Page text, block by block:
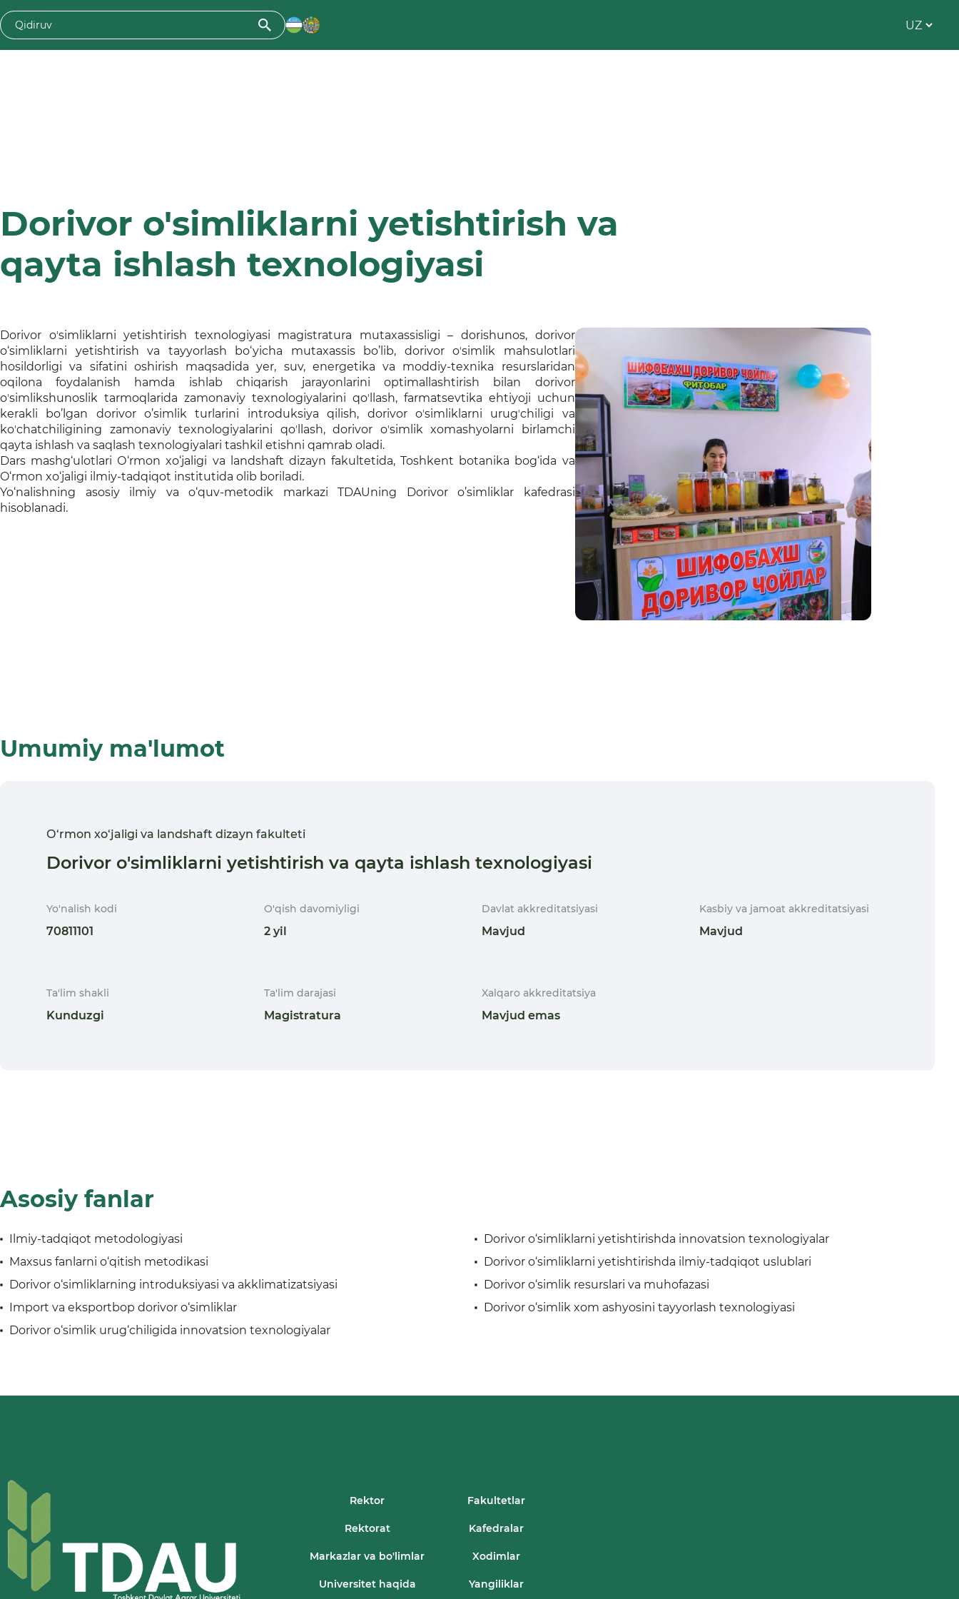
Dorivor o'simliklarni yetishtirish va
qayta ishlash texnologiyasi
Dorivor oʼsimliklarni yetishtirish texnologiyasi magistratura mutaxassisligi – dorishunos, dorivor
o‘simliklarni yetishtirish va tayyorlash bo‘yicha mutaxassis bo’lib, dorivor oʼsimlik mahsulotlari
hosildorligi va sifatini oshirish maqsadida yer, suv, energetika va moddiy-texnika resurslaridan
oqilona foydalanish hamda ishlab chiqarish jarayonlarini optimallashtirish bilan dorivor
oʼsimlikshunoslik tarmoqlarida zamonaviy texnologiyalarini qoʼllash, farmatsevtika ehtiyoji uchun
kerakli bo’lgan dorivor o’simlik turlarini introduksiya qilish, dorivor oʼsimliklarni urugʼchiligi va
koʼchatchiligining zamonaviy texnologiyalarini qoʼllash, dorivor oʼsimlik xomashyolarni birlamchi
qayta ishlash va saqlash texnologiyalari tashkil etishni qamrab oladi.
Dars mashg‘ulotlari О‘rmon xо‘jaligi va landshaft dizayn fakultetida, Toshkent botanika bog‘ida va
O‘rmon xо‘jaligi ilmiy-tadqiqot institutida olib boriladi.
Yo‘nalishning asosiy ilmiy va o‘quv-metodik markazi TDAUning Dorivor o’simliklar kafedrasi
hisoblanadi.
Umumiy ma'lumot
О‘rmon xо‘jaligi va landshaft dizayn fakulteti
Dorivor o'simliklarni yetishtirish va qayta ishlash texnologiyasi
Yo'nalish kodi
70811101
O'qish davomiyligi
2 yil
Davlat akkreditatsiyasi
Mavjud
Kasbiy va jamoat akkreditatsiyasi
Mavjud
Ta'lim shakli
Kunduzgi
Ta'lim darajasi
Magistratura
Xalqaro akkreditatsiya
Mavjud emas
Asosiy fanlar
Ilmiy-tadqiqot metodologiyasi
Dorivor o‘simliklarni yetishtirishda innovatsion texnologiyalar
Maxsus fanlarni o‘qitish metodikasi
Dorivor o‘simliklarni yetishtirishda ilmiy-tadqiqot uslublari
Dorivor o‘simliklarning introduksiyasi va akklimatizatsiyasi
Dorivor o‘simlik resurslari va muhofazasi
Import va eksportbop dorivor o‘simliklar
Dorivor o‘simlik xom ashyosini tayyorlash texnologiyasi
Dorivor o‘simlik urug‘chiligida innovatsion texnologiyalar
Rektor Fakultetlar
Rektorat Kafedralar
Markazlar va bo'limlar Xodimlar
Universitet haqida Yangiliklar